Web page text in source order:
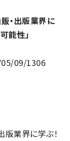
・出版業界に
能性」
09/1306
版業界に学ぶ！